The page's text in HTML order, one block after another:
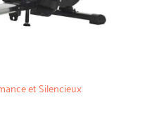
et Silencieux